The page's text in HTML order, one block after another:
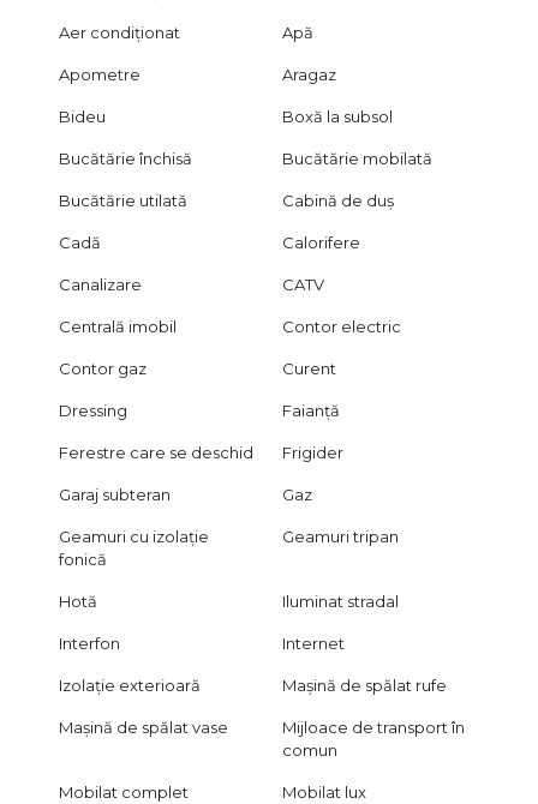
Aer condiționat Apă
Apometre Aragaz
Bideu Boxă la subsol
Bucătărie închisă Bucătărie mobilată
Bucătărie utilată Cabină de duș
Cadă Calorifere
Canalizare CATV
Centrală imobil Contor electric
Contor gaz Curent
Dressing Faianță
Ferestre care se deschid Frigider
Garaj subteran Gaz
Geamuri cu izolație
fonică
Geamuri tripan
Hotă Iluminat stradal
Interfon Internet
Izolație exterioară Mașină de spălat rufe
Mașină de spălat vase
Mijloace de transport în
comun
Mobilat complet Mobilat lux